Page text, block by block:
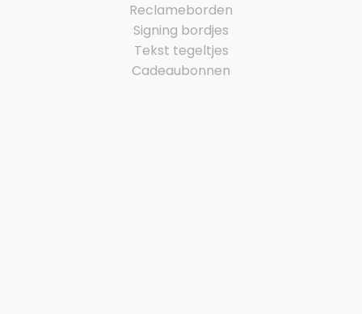
Reclameborden
Signing bordjes
Tekst tegeltjes
Cadeaubonnen